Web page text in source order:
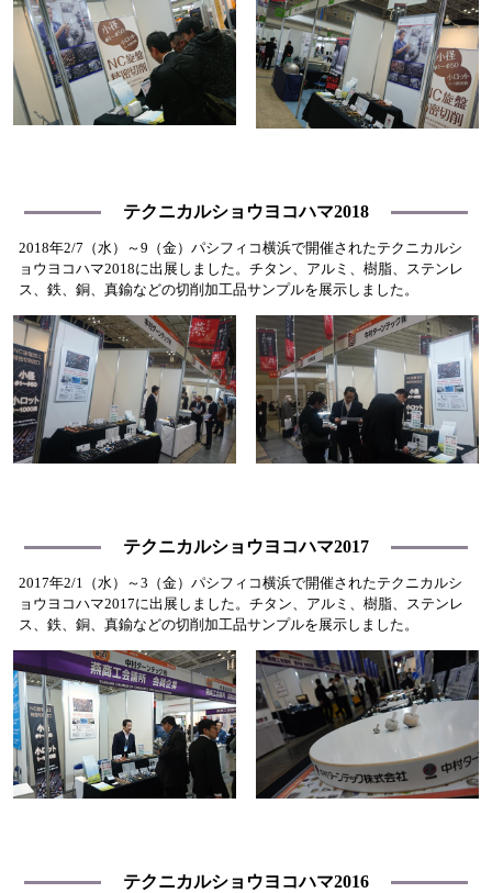
テクニカルショウヨコハマ2018
2018年2/7（水）～9（金）パシフィコ横浜で開催されたテクニカルシ
ョウヨコハマ2018に出展しました。チタン、アルミ、樹脂、ステンレ
ス、鉄、銅、真鍮などの切削加工品サンプルを展示しました。
テクニカルショウヨコハマ2017
2017年2/1（水）～3（金）パシフィコ横浜で開催されたテクニカルシ
ョウヨコハマ2017に出展しました。チタン、アルミ、樹脂、ステンレ
ス、鉄、銅、真鍮などの切削加工品サンプルを展示しました。
テクニカルショウヨコハマ2016